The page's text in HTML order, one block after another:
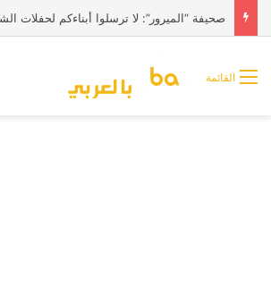
القائمة